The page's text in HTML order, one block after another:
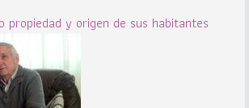
propiedad y origen de sus habitantes